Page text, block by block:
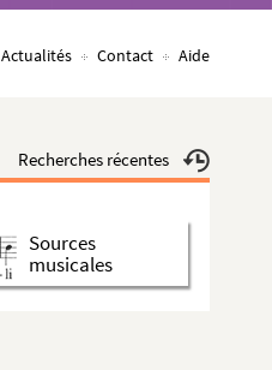
Actualités Contact Aide
Recherches récentes
Sources
musicales